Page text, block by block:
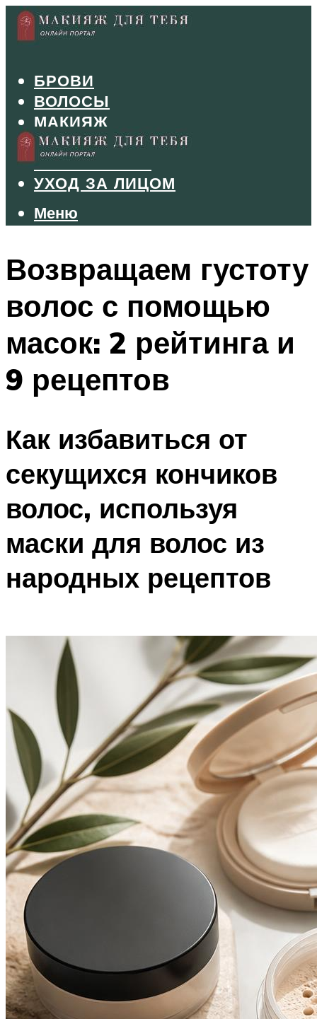
БРОВИ
ВОЛОСЫ
МАКИЯЖ
МАНИКЮР
ТУШЬ И ТЕНИ
УХОД ЗА ЛИЦОМ
Меню
Меню
Возвращаем густоту
волос с помощью
масок: 2 рейтинга и
9 рецептов
Как избавиться от
секущихся кончиков
волос, используя
маски для волос из
народных рецептов